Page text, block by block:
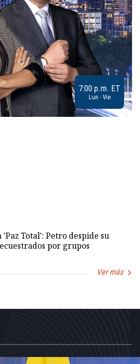
7:00 p.m. ET
Lun - Vie
Total': Petro despide su
por grupos
Ver más